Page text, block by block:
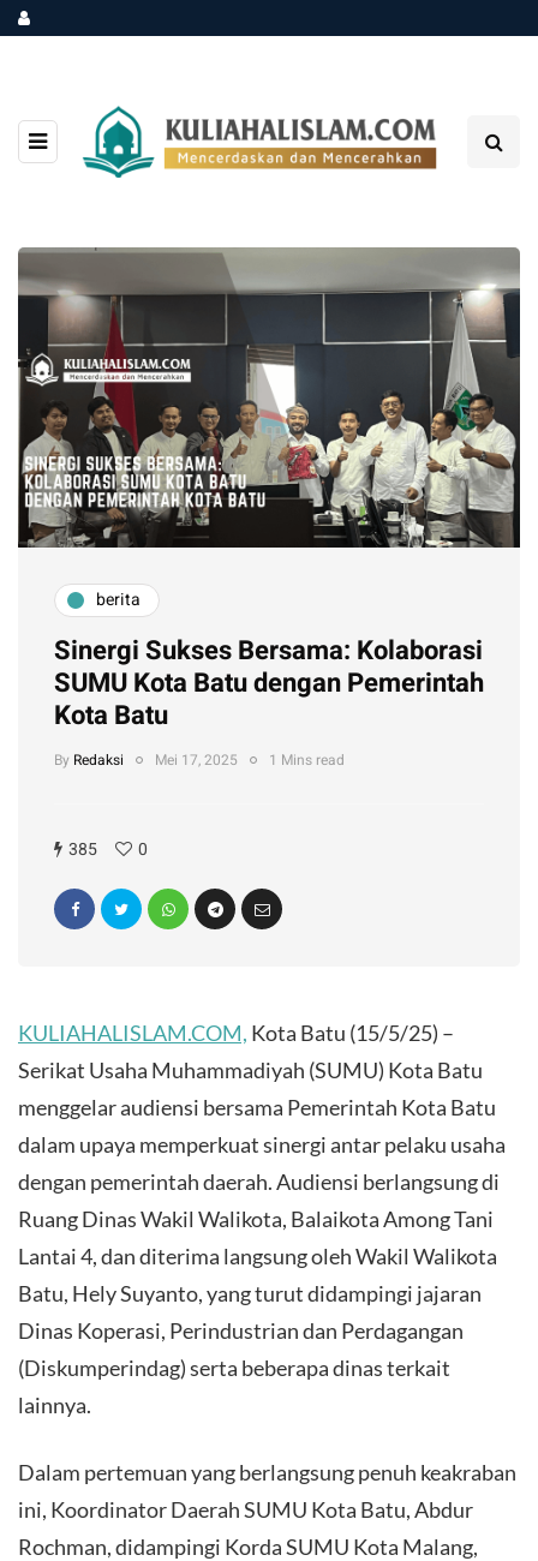
berita
Sinergi Sukses Bersama: Kolaborasi
SUMU Kota Batu dengan Pemerintah
Kota Batu
By Redaksi Mei 17, 2025 1 Mins read
385 0
KULIAHALISLAM.COM, Kota Batu (15/5/25) –
Serikat Usaha Muhammadiyah (SUMU) Kota Batu
menggelar audiensi bersama Pemerintah Kota Batu
dalam upaya memperkuat sinergi antar pelaku usaha
dengan pemerintah daerah. Audiensi berlangsung di
Ruang Dinas Wakil Walikota, Balaikota Among Tani
Lantai 4, dan diterima langsung oleh Wakil Walikota
Batu, Hely Suyanto, yang turut didampingi jajaran
Dinas Koperasi, Perindustrian dan Perdagangan
(Diskumperindag) serta beberapa dinas terkait
lainnya.
Dalam pertemuan yang berlangsung penuh keakraban
ini, Koordinator Daerah SUMU Kota Batu, Abdur
Rochman, didampingi Korda SUMU Kota Malang,